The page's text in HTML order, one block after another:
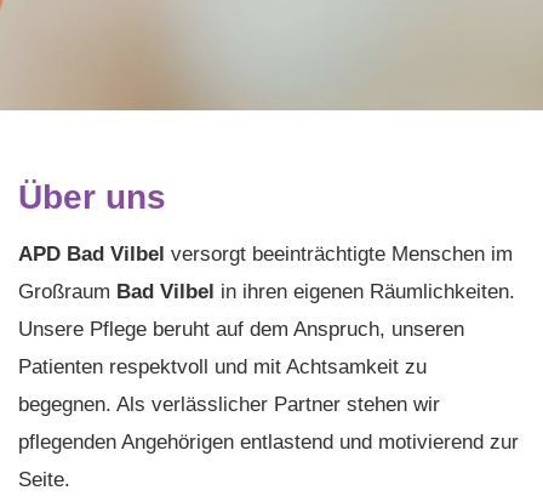
Über uns
APD Bad Vilbel versorgt beeinträchtigte Menschen im
Großraum Bad Vilbel in ihren eigenen Räumlichkeiten.
Unsere Pflege beruht auf dem Anspruch, unseren
Patienten respektvoll und mit Achtsamkeit zu
begegnen. Als verlässlicher Partner stehen wir
pflegenden Angehörigen entlastend und motivierend zur
Seite.